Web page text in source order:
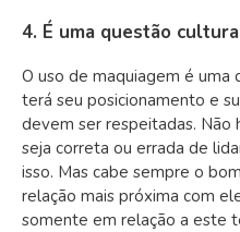
4. É uma questão
O uso de maquiagem é uma
terá seu posicionamento e
devem ser respeitadas. Não
seja correta ou errada de
isso. Mas cabe sempre o
relação mais próxima com
somente em relação a este